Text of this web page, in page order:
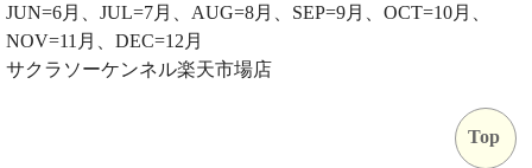
JUN=6月、JUL=7月、AUG=8月、SEP=9月、OCT=10月、
NOV=11月、DEC=12月
サクラソーケンネル楽天市場店
Top